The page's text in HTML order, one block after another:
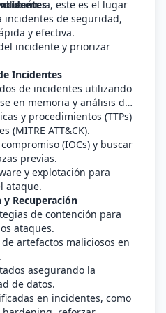
este es el lugar
incidentes de seguridad,
y efectiva.
incidente y priorizar
Incidentes
de incidentes utilizando
en memoria y análisis de
y procedimientos (TTPs)
(MITRE ATT&CK).
(IOCs) y buscar
previas.
y explotación para
ataque.
Recuperación
de contención para
ataques.
artefactos maliciosos en
asegurando la
de datos.
en incidentes, como